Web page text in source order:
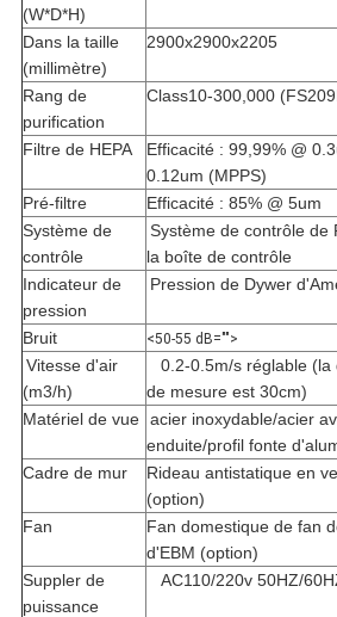
(W*D*H)
Dans la taille
(millimètre)
2900x2900x2205
Rang de
purification
Class10-300,000
Filtre de HEPA
Efficacité : 99,99% @
0.12um (MPPS)
Pré-filtre
Efficacité : 85% @ 5um
Système de
contrôle
Système de contrôle de
la boîte de contrôle
Indicateur de
pression
Pression de Dywer
Bruit <50-55 dB="">
Vitesse d'air
(m3/h)
0.2-0.5m/s réglable
de mesure est 30cm)
Matériel de vue acier inoxydable/acier
enduite/profil fonte
Cadre de mur
Rideau antistatique en
(option)
Fan
Fan domestique de fan
d'EBM (option)
Suppler de
puissance
AC110/220v 50HZ/